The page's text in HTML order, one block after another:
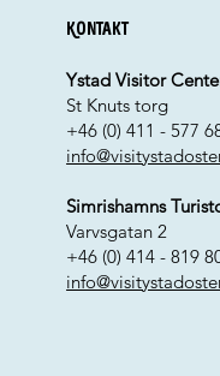
Kontakt
Ystad Visitor
St Knuts torg
+46 (0) 411 - 577
Simrishamns
Varvsgatan 2
+46 (0) 414 - 819